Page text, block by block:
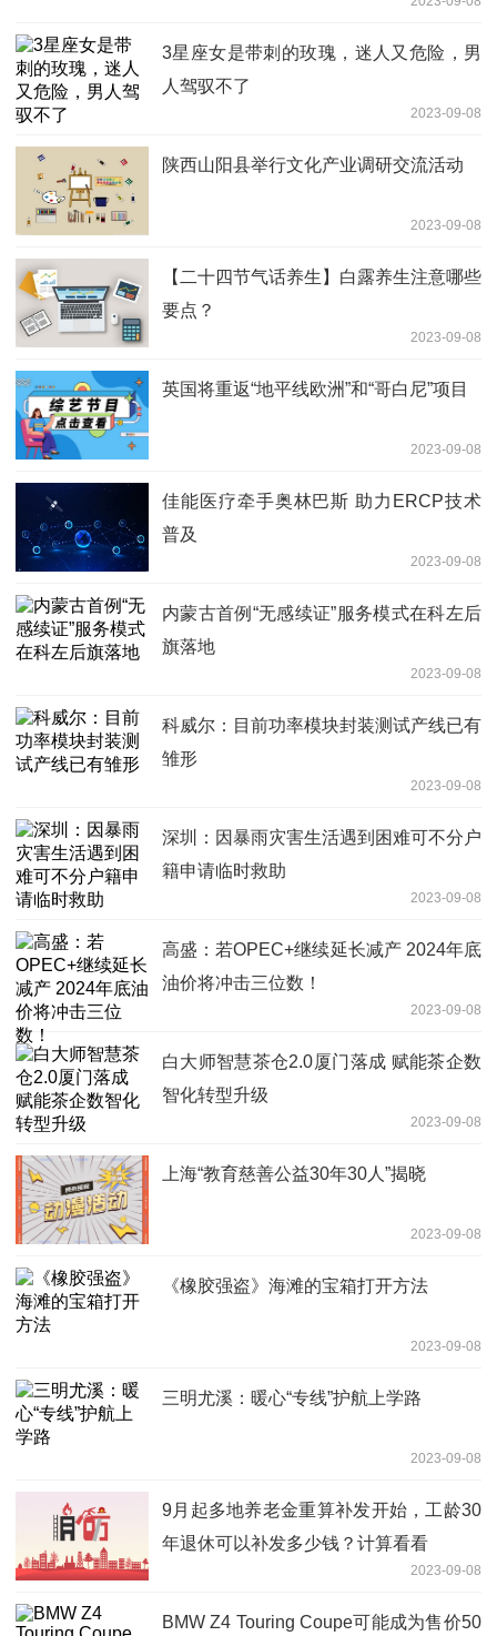
3星座女是带刺的玫瑰，迷人又危险，男
人驾驭不了
2023-09-08
陕西山阳县举行文化产业调研交流活动
2023-09-08
【二十四节气话养生】白露养生注意哪些
要点？
2023-09-08
英国将重返“地平线欧洲”和“哥白尼”项目
2023-09-08
佳能医疗牵手奥林巴斯 助力ERCP技术
普及
2023-09-08
内蒙古首例“无感续证”服务模式在科左后
旗落地
2023-09-08
科威尔：目前功率模块封装测试产线已有
雏形
2023-09-08
深圳：因暴雨灾害生活遇到困难可不分户
籍申请临时救助
2023-09-08
高盛：若OPEC+继续延长减产 2024年底
油价将冲击三位数！
2023-09-08
白大师智慧茶仓2.0厦门落成 赋能茶企数
智化转型升级
2023-09-08
上海“教育慈善公益30年30人”揭晓
2023-09-08
《橡胶强盗》海滩的宝箱打开方法
2023-09-08
三明尤溪：暖心“专线”护航上学路
2023-09-08
9月起多地养老金重算补发开始，工龄30
年退休可以补发多少钱？计算看看
2023-09-08
BMW Z4 Touring Coupe可能成为售价50